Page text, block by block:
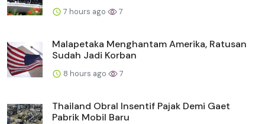
7 hours ago 7
Malapetaka Menghantam Amerika, Ratusan
Sudah Jadi Korban
8 hours ago 7
Thailand Obral Insentif Pajak Demi Gaet
Pabrik Mobil Baru